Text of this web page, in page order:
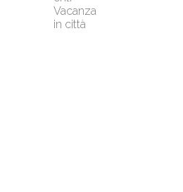
Vacanza
in città